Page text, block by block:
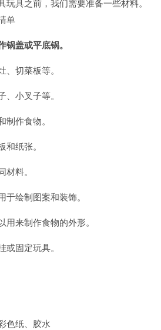
玩具之前，我们需要准备一些材料。
单
锅盖或平底锅。
、切菜板等。
、小叉子等。
制作食物。
和纸张。
材料。
于绘制图案和装饰。
用来制作食物的外形。
或固定玩具。
色纸、胶水